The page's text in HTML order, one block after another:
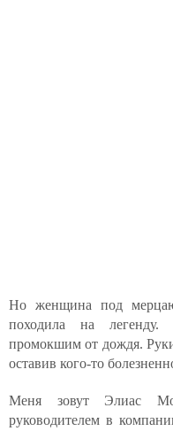
Но женщина под
походила на легенду.
промокшим от дождя.
оставив кого-то
Меня зовут Элиас
руководителем в